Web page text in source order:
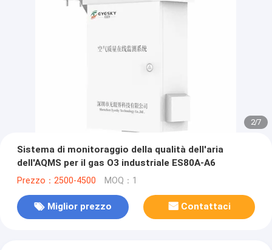
2/7
Sistema di monitoraggio della qualità dell'aria
dell'AQMS per il gas O3 industriale ES80A-A6
Prezzo：2500-4500 MOQ：1
Miglior prezzo Contattaci